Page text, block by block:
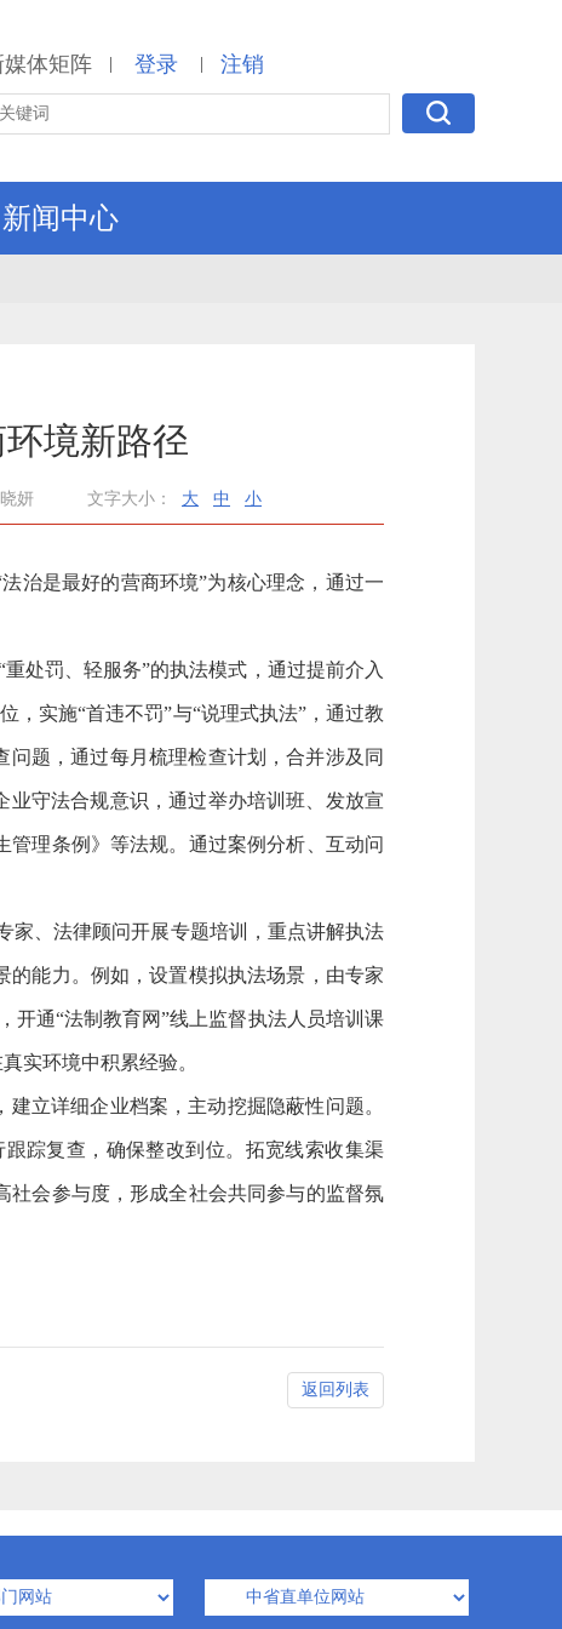
体矩阵 | 登录 | 注销
新闻中心
境新路径
妍 文字大小： 大 中 小
治是最好的营商环境”为核心理念，通过一
处罚、轻服务”的执法模式，通过提前介入
，实施“首违不罚”与“说理式执法”，通过教
题，通过每月梳理检查计划，合并涉及同
守法合规意识，通过举办培训班、发放宣
理条例》等法规。通过案例分析、互动问
家、法律顾问开展专题培训，重点讲解执法
能力。例如，设置模拟执法场景，由专家
开通“法制教育网”线上监督执法人员培训课
实环境中积累经验。
立详细企业档案，主动挖掘隐蔽性问题。
踪复查，确保整改到位。拓宽线索收集渠
社会参与度，形成全社会共同参与的监督氛
返回列表